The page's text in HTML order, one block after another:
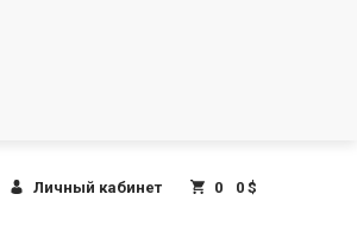
Личный кабинет 0 0 $